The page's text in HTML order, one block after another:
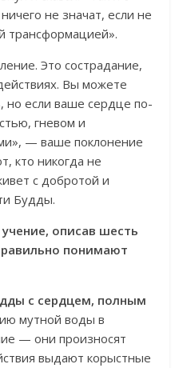
не значат, если не
трансформацией».
Это сострадание,
Вы можете
но если ваше сердце по-
гневом и
— ваше поклонение
кто никогда не
с добротой и
Будды.
описав шесть
понимают
с сердцем, полным
мутной воды в
— они произносят
выдают корыстные